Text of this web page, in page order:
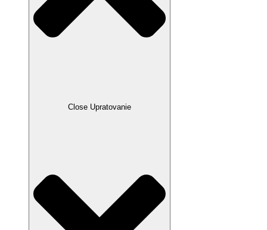
Close Upratovanie